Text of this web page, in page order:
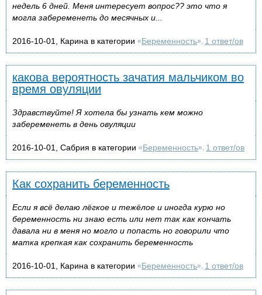
недель 6 дней. Меня интересует вопрос?? это что я
могла забеременеть до месячных и...
2016-10-01, Карина в категории «Беременность», 1 ответ/ов
какова вероятность зачатия мальчиком во
время овуляции
Здравствуйте! Я хотела бы узнать кем можно
забеременеть в день овуляции
2016-10-01, Сабрия в категории «Беременность», 1 ответ/ов
Как сохранить беременность
Если я всё делаю лёгкое и тежёлое и иногда курю но
беременность ни знаю есть или нет так как кончать
давала ни в меня но могло и попасть но говорили что
матка крепкая как сохранить беременность
2016-10-01, Карина в категории «Беременность», 1 ответ/ов